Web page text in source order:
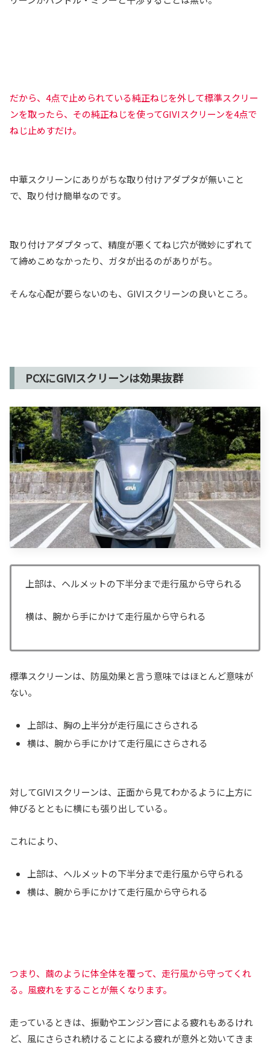
だから、4点で止められている純正ねじを外して標準スクリー
ンを取ったら、その純正ねじを使ってGIVIスクリーンを4点で
ねじ止めすだけ。
中華スクリーンにありがちな取り付けアダプタが無いこと
で、取り付け簡単なのです。
取り付けアダプタって、精度が悪くてねじ穴が微妙にずれて
て締めこめなかったり、ガタが出るのがありがち。
そんな心配が要らないのも、GIVIスクリーンの良いところ。
PCXにGIVIスクリーンは効果抜群
上部は、ヘルメットの下半分まで走行風から守られる
横は、腕から手にかけて走行風から守られる
標準スクリーンは、防風効果と言う意味ではほとんど意味が
ない。
上部は、胸の上半分が走行風にさらされる
横は、腕から手にかけて走行風にさらされる
対してGIVIスクリーンは、正面から見てわかるように上方に
伸びるとともに横にも張り出している。
これにより、
上部は、ヘルメットの下半分まで走行風から守られる
横は、腕から手にかけて走行風から守られる
つまり、繭のように体全体を覆って、走行風から守ってくれ
る。風疲れをすることが無くなります。
走っているときは、振動やエンジン音による疲れもあるけれ
ど、風にさらされ続けることによる疲れが意外と効いてきま